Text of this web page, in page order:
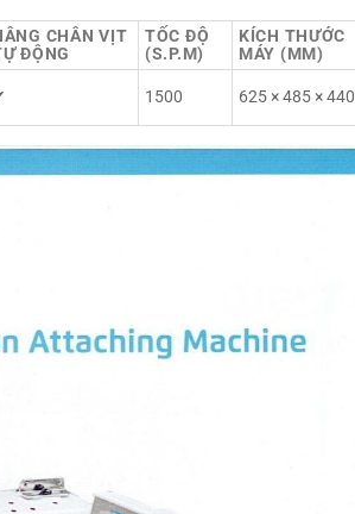
CHÂN VỊT
ĐỘNG
TỐC ĐỘ
(S.P.M)
KÍCH THƯỚC
MÁY (MM)
1500 625 × 485 × 440